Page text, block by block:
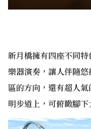
新月橋擁有四座不同
樂器演奏，讓人伴隨
區的方向，還有超人
明步道上，可俯瞰腳